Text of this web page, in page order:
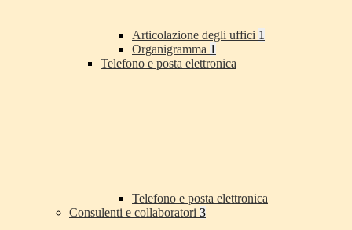
Articolazione degli uffici 1
Organigramma 1
Telefono e posta elettronica
Telefono e posta elettronica
Consulenti e collaboratori 3